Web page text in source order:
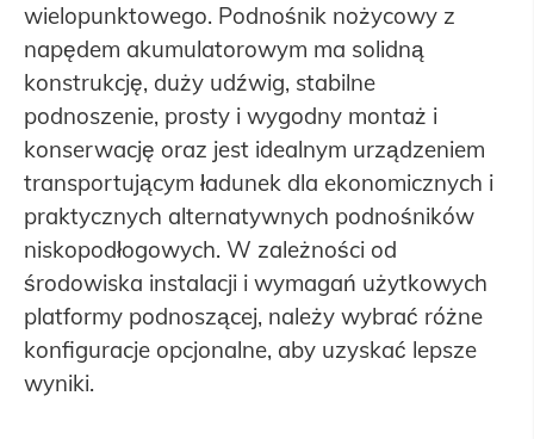
wielopunktowego. Podnośnik nożycowy z
napędem akumulatorowym ma solidną
konstrukcję, duży udźwig, stabilne
podnoszenie, prosty i wygodny montaż i
konserwację oraz jest idealnym urządzeniem
transportującym ładunek dla ekonomicznych i
praktycznych alternatywnych podnośników
niskopodłogowych. W zależności od
środowiska instalacji i wymagań użytkowych
platformy podnoszącej, należy wybrać różne
konfiguracje opcjonalne, aby uzyskać lepsze
wyniki.